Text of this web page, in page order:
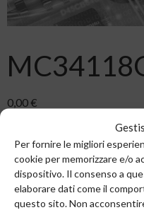
Per fornire le migliori
cookie per memorizzare e/o
dispositivo. Il consenso a
elaborare dati come il
questo sito. Non
0,00€
2000 disponibili